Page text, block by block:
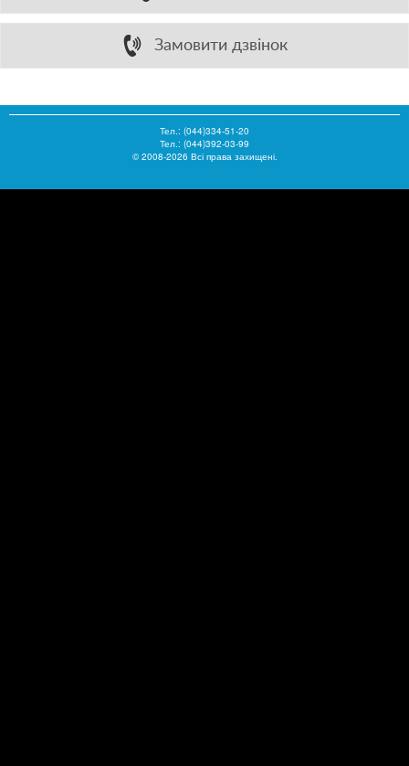
Замовити дзвінок
Тел.: (044)334-51-20
Тел.: (044)392-03-99
© 2008-2026 Всі права захищені.